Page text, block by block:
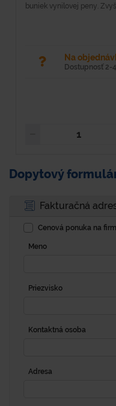
buniek vynilovej peny.
Na
Dostupnosť 2-
Dopytový
Fakturačná
Cenová ponuka na
Meno
Priezvisko
Kontaktná osoba
Adresa